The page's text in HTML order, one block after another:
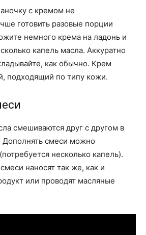
с кремом не
готовить разовые порции
немного крема на ладонь и
капель масла. Аккуратно
как обычно. Крем
подходящий по типу кожи.
смешиваются друг с другом в
Дополнять смеси можно
несколько капель).
наносят так же, как и
или проводят масляные